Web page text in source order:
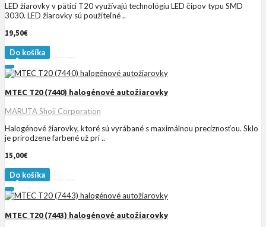
LED žiarovky v pätici T20 využívajú technológiu LED čipov typu SMD
3030. LED žiarovky sú použiteľné ..
19,50€
Do košíka
MTEC T20 (7440) halogénové autožiarovky
MARUTA Shoji Corporation
Halogénové žiarovky, ktoré sú vyrábané s maximálnou precíznosťou. Sklo
je prirodzene farbené už pri ..
15,00€
Do košíka
MTEC T20 (7443) halogénové autožiarovky